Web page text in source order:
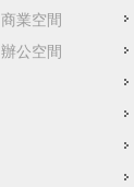
商業空間
辦公空間